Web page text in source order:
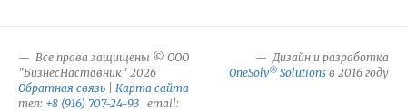
Все права защищены © ООО
"БизнесНаставник" 2026
Обратная связь
Карта сайта
тел: +8 (916) 707-24-93 email:
Дизайн и разработка
OneSolv® Solutions в 2016 году